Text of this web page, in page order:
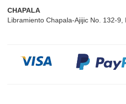
CHAPALA
Libramiento Chapala-Ajijic No. 132-9,